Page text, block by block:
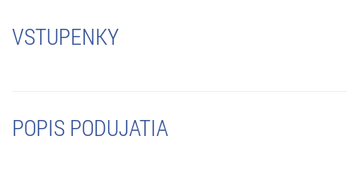
VSTUPENKY
POPIS PODUJATIA